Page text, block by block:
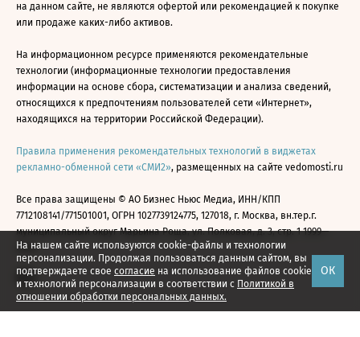
На нашем сайте используются cookie-файлы и технологии
персонализации. Продолжая пользоваться данным сайтом, вы
подтверждаете свое согласие на использование файлов cookie
и технологий персонализации в соответствии с Политикой в
отношении обработки персональных данных.
ОК
на данном сайте, не являются офертой или рекомендацией к покупке
или продаже каких-либо активов.
На информационном ресурсе применяются рекомендательные
технологии (информационные технологии предоставления
информации на основе сбора, систематизации и анализа сведений,
относящихся к предпочтениям пользователей сети «Интернет»,
находящихся на территории Российской Федерации).
Правила применения рекомендательных технологий в виджетах
рекламно-обменной сети «СМИ2», размещенных на сайте vedomosti.ru
Все права защищены © АО Бизнес Ньюс Медиа, ИНН/КПП
7712108141/771501001, ОГРН 1027739124775, 127018, г. Москва, вн.тер.г.
муниципальный округ Марьина Роща, ул. Полковая, д. 3, стр. 1 1999—
2026